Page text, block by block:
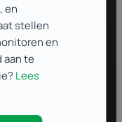
en
stellen
en
aan te
Lees